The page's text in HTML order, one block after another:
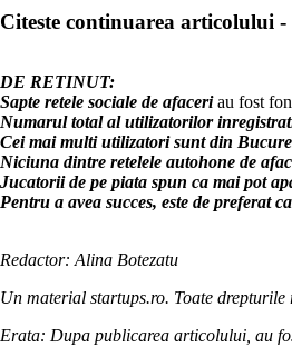
Citeste continuarea articolului -
DE RETINUT:
Sapte retele sociale de afaceriau fost
Numarul total al utilizatorilor
Cei mai multi utilizatori sunt din
Niciuna dintre retelele autohone de
Jucatorii de pe piata spun ca mai pot
Pentru a avea succes, este de preferat
Redactor: Alina Botezatu
Un material startups.ro. Toate drepturile
Erata: Dupa publicarea articolului, au